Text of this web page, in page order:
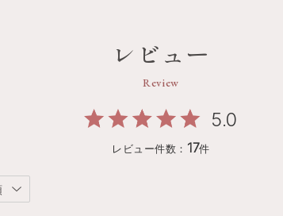
レビュー
Review
5.0
レビュー件数： 17件